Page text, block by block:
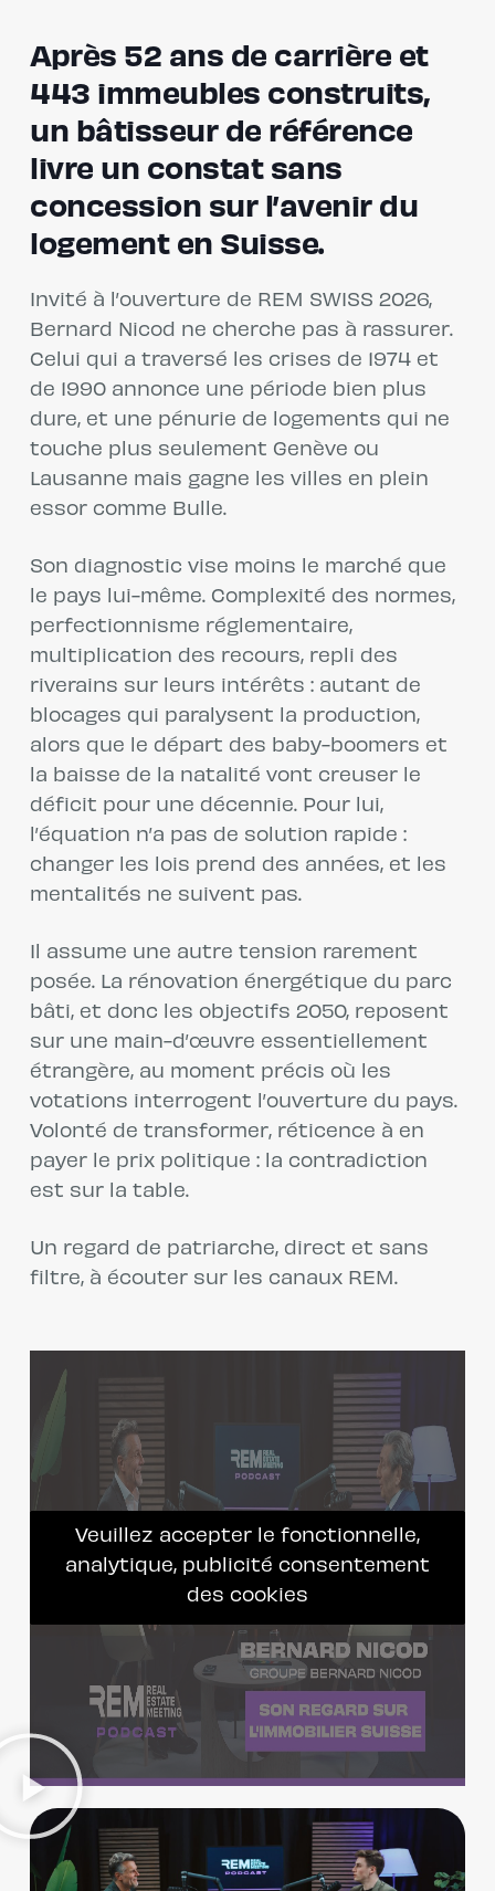
Après 52 ans de carrière et
443 immeubles construits,
un bâtisseur de référence
livre un constat sans
concession sur l’avenir du
logement en Suisse.
Invité à l’ouverture de REM SWISS 2026,
Bernard Nicod ne cherche pas à rassurer.
Celui qui a traversé les crises de 1974 et
de 1990 annonce une période bien plus
dure, et une pénurie de logements qui ne
touche plus seulement Genève ou
Lausanne mais gagne les villes en plein
essor comme Bulle.
Son diagnostic vise moins le marché que
le pays lui-même. Complexité des normes,
perfectionnisme réglementaire,
multiplication des recours, repli des
riverains sur leurs intérêts : autant de
blocages qui paralysent la production,
alors que le départ des baby-boomers et
la baisse de la natalité vont creuser le
déficit pour une décennie. Pour lui,
l’équation n’a pas de solution rapide :
changer les lois prend des années, et les
mentalités ne suivent pas.
Il assume une autre tension rarement
posée. La rénovation énergétique du parc
bâti, et donc les objectifs 2050, reposent
sur une main-d’œuvre essentiellement
étrangère, au moment précis où les
votations interrogent l’ouverture du pays.
Volonté de transformer, réticence à en
payer le prix politique : la contradiction
est sur la table.
Un regard de patriarche, direct et sans
filtre, à écouter sur les canaux REM.
Veuillez accepter le fonctionnelle,
analytique, publicité consentement
des cookies